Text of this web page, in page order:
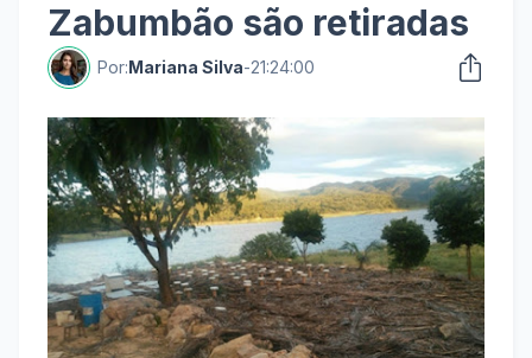
Zabumbão são retiradas
Por:Mariana Silva-21:24:00